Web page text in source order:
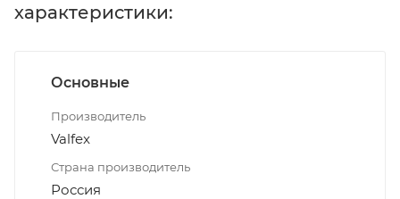
характеристики:
Основные
Производитель
Valfex
Страна производитель
Россия